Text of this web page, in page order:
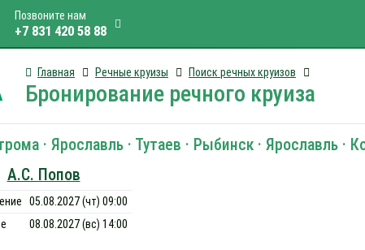
Позвоните нам
+7 831 420 58 88
Главная Речные круизы Поиск речных круизов
Бронирование речного круиза
· Ярославль · Тутаев · Рыбинск · Ярославль ·
А.С. Попов
05.08.2027 (чт) 09:00
08.08.2027 (вс) 14:00